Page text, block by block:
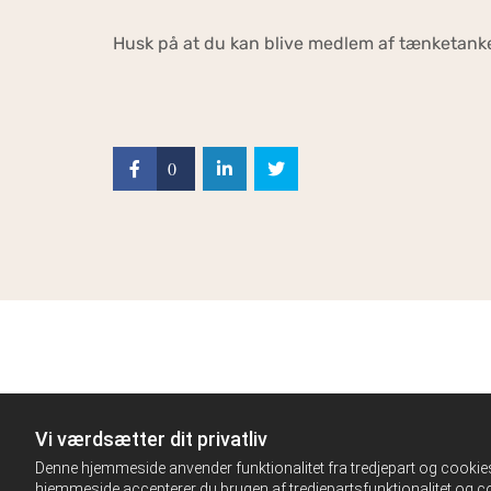
Vi værdsætter dit privatliv
Denne hjemmeside anvender funktionalitet fra tredjepart og
Husk på at du kan blive medlem af
0